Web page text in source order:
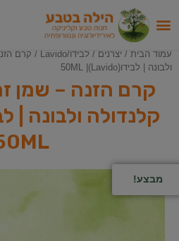
עמוד הבית / יצרנים / לבידו/Lavido
/ קרם
ולבונה | לבידו(Lavido)| 50ML
קרם הזנה – שמן
מבצע!